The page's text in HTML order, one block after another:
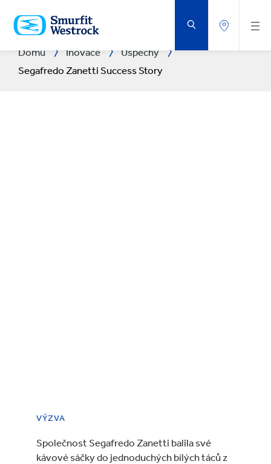
NA
HLAVNÍ
OBSAH
Domů Inovace
Úspěchy
Segafredo Zanetti Success Story
VÝZVA
Společnost Segafredo Zanetti balila své
kávové sáčky do jednoduchých bílých táců z